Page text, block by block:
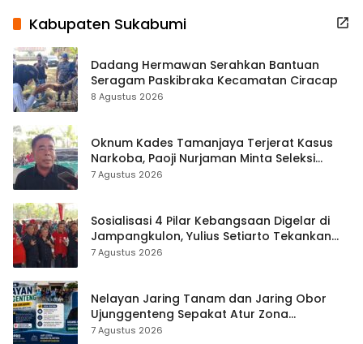
Kabupaten Sukabumi
Dadang Hermawan Serahkan Bantuan
Seragam Paskibraka Kecamatan Ciracap
8 Agustus 2026
Oknum Kades Tamanjaya Terjerat Kasus
Narkoba, Paoji Nurjaman Minta Seleksi
Calon Kades Diperketat
7 Agustus 2026
Sosialisasi 4 Pilar Kebangsaan Digelar di
Jampangkulon, Yulius Setiarto Tekankan
Pentingnya Persatuan
7 Agustus 2026
Nelayan Jaring Tanam dan Jaring Obor
Ujunggenteng Sepakat Atur Zona
Penangkapan
7 Agustus 2026